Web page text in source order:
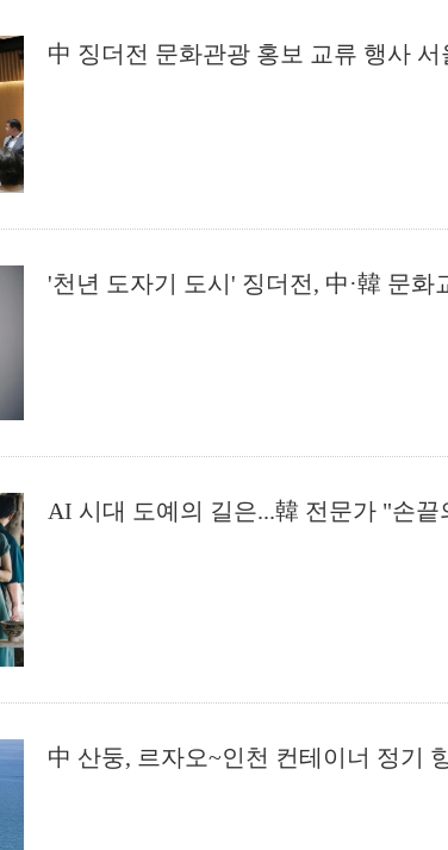
中 징더전 문화관광 홍보 교류 행사 서
'천년 도자기 도시' 징더전, 中·韓 문화
AI 시대 도예의 길은...韓 전문가 "손
中 산둥, 르자오~인천 컨테이너 정기